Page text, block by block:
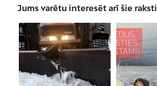
Jums varētu interesēt arī šie raksti